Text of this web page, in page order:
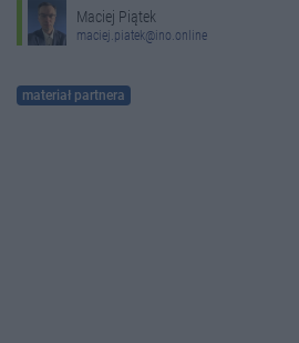
Maciej Piątek
maciej.piatek@ino.online
materiał partnera